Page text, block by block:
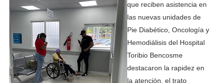
que reciben asistencia en
las nuevas unidades de
Pie Diabético, Oncología y
Hemodiálisis del Hospital
Toribio Bencosme
destacaron la rapidez en
la atención, el trato